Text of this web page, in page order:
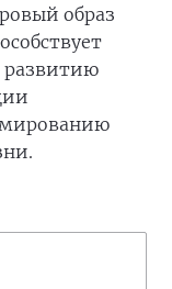
образ
развитию